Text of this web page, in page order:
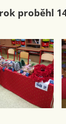
proběhl